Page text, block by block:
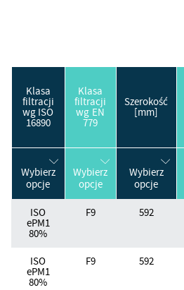
Klasa
filtracji
wg ISO
16890
Klasa
filtracji
wg EN
779
Szerokość
[mm]
Wybierz
opcje
Wybierz
opcje
Wybierz
opcje
ISO
ePM1
80%
F9 592
ISO
ePM1
80%
F9 592